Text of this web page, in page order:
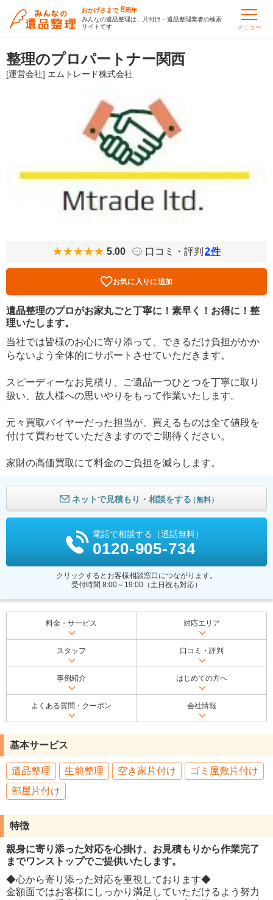
おかげさまで 8周年
みんなの遺品整理は、片付け・遺品整理業者の検索
サイトです
メニュー
整理のプロパートナー関西
[運営会社] エムトレード株式会社
5.00 口コミ・評判 2件
お気に入りに追加
遺品整理のプロがお家丸ごと丁寧に！素早く！お得に！整
理いたします。
当社では皆様のお心に寄り添って、できるだけ負担がかか
らないよう全体的にサポートさせていただきます。
スピーディーなお見積り、ご遺品一つひとつを丁寧に取り
扱い、故人様への思いやりをもって作業いたします。
元々買取バイヤーだった担当が、買えるものは全て値段を
付けて買わせていただきますのでご期待ください。
家財の高価買取にて料金のご負担を減らします。
ネットで見積もり・相談をする（無料）
電話で相談する（通話無料）
0120-905-734
クリックするとお客様相談窓口につながります。
受付時間 8:00～19:00（土日祝も対応）
料金・サービス 対応エリア
スタッフ 口コミ・評判
事例紹介 はじめての方へ
よくある質問・クーポン 会社情報
基本サービス
遺品整理 生前整理 空き家片付け
ゴミ屋敷片付け
部屋片付け
特徴
親身に寄り添った対応を心掛け、お見積もりから作業完了
までワンストップでご提供いたします。
◆心から寄り添った対応を重視しております◆
金額面ではお客様にしっかり満足していただけるよう努力